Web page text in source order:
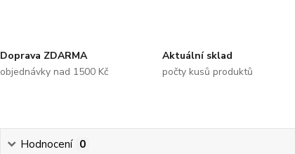
Doprava ZDARMA
objednávky nad 1500 Kč
Aktuální sklad
počty kusů produktů
Hodnocení 0